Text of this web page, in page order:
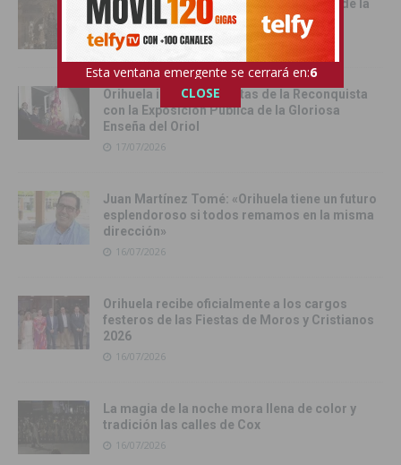
Cox vive su día grande con la procesión de la
Virgen del Carmen
17/07/2026
Orihuela inicia sus Fiestas de la Reconquista
con la Exposición Pública de la Gloriosa
Enseña del Oriol
17/07/2026
Juan Martínez Tomé: «Orihuela tiene un futuro
esplendoroso si todos remamos en la misma
dirección»
16/07/2026
Orihuela recibe oficialmente a los cargos
festeros de las Fiestas de Moros y Cristianos
2026
16/07/2026
La magia de la noche mora llena de color y
tradición las calles de Cox
16/07/2026
Esta ventana emergente se cerrará en:4
CLOSE